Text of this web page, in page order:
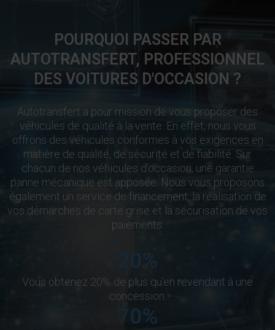
POURQUOI PASSER PAR
AUTOTRANSFERT, PROFESSIONNEL
DES VOITURES D'OCCASION ?
Autotransfert a pour mission de vous proposer des
véhicules de qualité à la vente. En effet, nous vous
offrons des véhicules conformes à vos exigences en
matière de qualité, de sécurité et de fiabilité. Sur
chacun de nos véhicules d'occasion, une garantie
panne mécanique est apposée. Nous vous proposons
également un service de financement, la réalisation de
vos démarches de carte grise et la sécurisation de vos
paiements.
%
Vous obtenez 20% de plus qu'en revendant à une
concession.
70%